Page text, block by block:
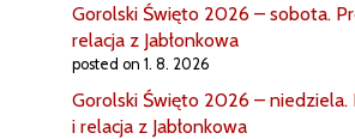
Gorolski Święto 2026 – sobota.
relacja z Jabłonkowa
posted on 1. 8. 2026
Gorolski Święto 2026 – niedziela.
i relacja z Jabłonkowa